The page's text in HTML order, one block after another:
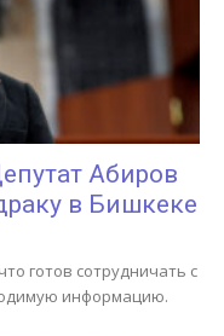
Абиров
в Бишкеке
готов сотрудничать с
информацию.